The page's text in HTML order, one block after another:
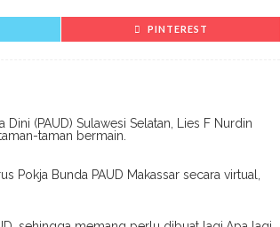
PINTEREST
Dini (PAUD) Sulawesi Selatan, Lies F Nurdin
taman bermain.
Pokja Bunda PAUD Makassar secara virtual,